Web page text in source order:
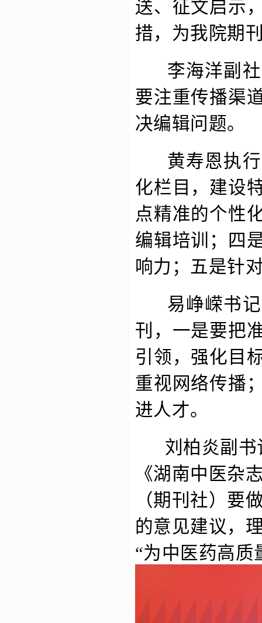
送、征文启示
措，为我院期
李海洋副社
要注重传播渠
决编辑问题。
黄寿恩执行
化栏目，建设
点精准的个性
编辑培训；四
响力；五是针
易峥嵘书记
刊，一是要把
引领，强化目
重视网络传播
进人才。
刘柏炎副书
《湖南中医杂
（期刊社）要
的意见建议，
“为中医药高